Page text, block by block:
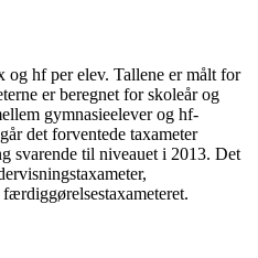
hf per elev. Tallene er målt for
er beregnet for skoleår og
gymnasieelever og hf-
det forventede taxameter
svarende til niveauet i 2013. Det